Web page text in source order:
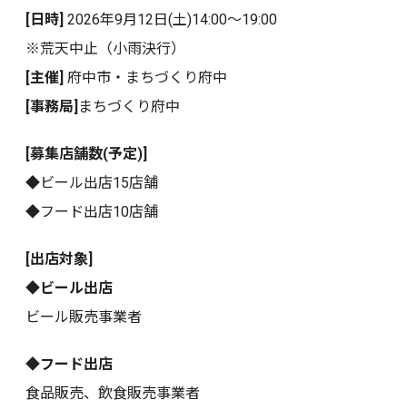
[日時] 2026年9月12日(土)14:00～19:00
※荒天中止（小雨決行）
[主催] 府中市・まちづくり府中
[事務局] まちづくり府中
[募集店舗数(予定)]
◆ビール出店15店舗
◆フード出店10店舗
[出店対象]
◆ビール出店
ビール販売事業者
◆フード出店
食品販売、飲食販売事業者